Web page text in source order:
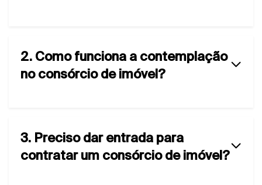
2. Como funciona a contemplação
no consórcio de imóvel?
3. Preciso dar entrada para
contratar um consórcio de imóvel?